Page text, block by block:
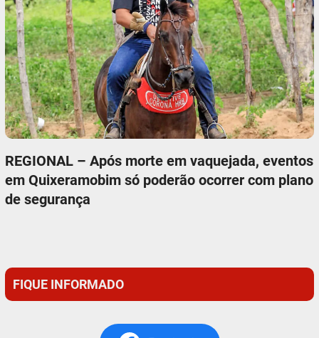
REGIONAL – Após morte em vaquejada, eventos
em Quixeramobim só poderão ocorrer com plano
de segurança
FIQUE INFORMADO